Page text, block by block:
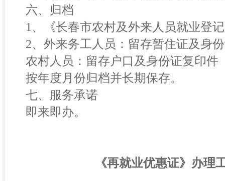
六、归档
1、《长春市农村及外来人员就业登
2、外来务工人员：留存暂住证及身
农村人员：留存户口及身份证复印件
按年度月份归档并长期保存。
七、服务承诺
即来即办。
《再就业优惠证》办理工